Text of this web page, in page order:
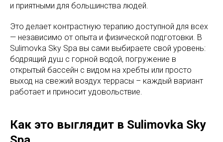
и приятными для большинства людей.
Это делает контрастную терапию доступной для всех
— независимо от опыта и физической подготовки. В
Sulimovka Sky Spa вы сами выбираете свой уровень:
бодрящий душ с горной водой, погружение в
открытый бассейн с видом на хребты или просто
выход на свежий воздух террасы – каждый вариант
работает и приносит удовольствие.
Как это выглядит в Sulimovka Sky